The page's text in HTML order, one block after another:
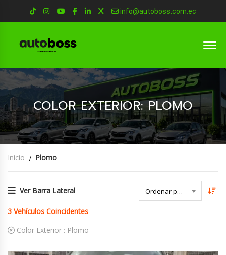
info@autoboss.com.ec
COLOR EXTERIOR: PLOMO
Inicio Plomo
Ver Barra Lateral Ordenar por Fecha
3 Vehículos Coincidentes
Color Exterior : Plomo